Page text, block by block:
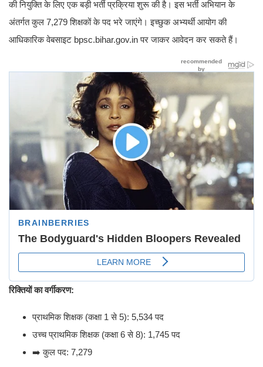
की नियुक्ति के लिए एक बड़ी भर्ती प्रक्रिया शुरू की है। इस भर्ती अभियान के
अंतर्गत कुल 7,279 शिक्षकों के पद भरे जाएंगे। इच्छुक अभ्यर्थी आयोग की
आधिकारिक वेबसाइट bpsc.bihar.gov.in पर जाकर आवेदन कर सकते हैं।
रिक्तियों का वर्गीकरण:
प्राथमिक शिक्षक (कक्षा 1 से 5): 5,534 पद
उच्च प्राथमिक शिक्षक (कक्षा 6 से 8): 1,745 पद
➡️ कुल पद: 7,279